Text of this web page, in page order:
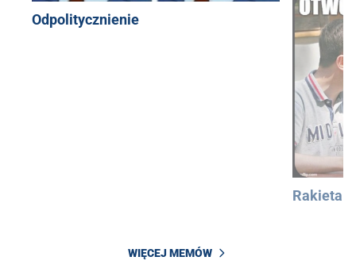
Odpolitycznienie
Rakieta
WIĘCEJ MEMÓW